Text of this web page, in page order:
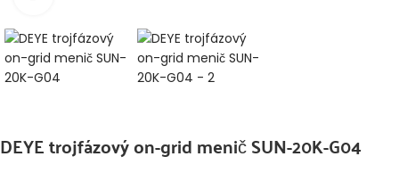
DEYE trojfázový on-grid menič SUN-20K-G04